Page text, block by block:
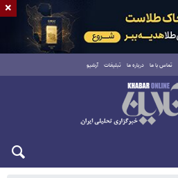
تماس با ما درباره ما تبلیغات آرشیو
×